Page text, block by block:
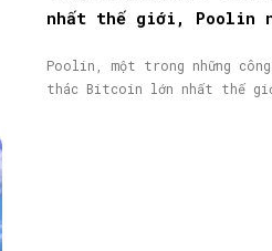
nhất thế giới, Poolin
Poolin, một trong những
thác Bitcoin lớn nhất thế